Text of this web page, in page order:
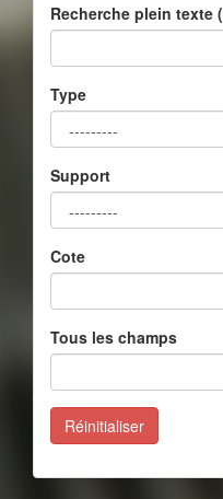
Recherche plein texte
Type
Support
Cote
Tous les champs
Réinitialiser